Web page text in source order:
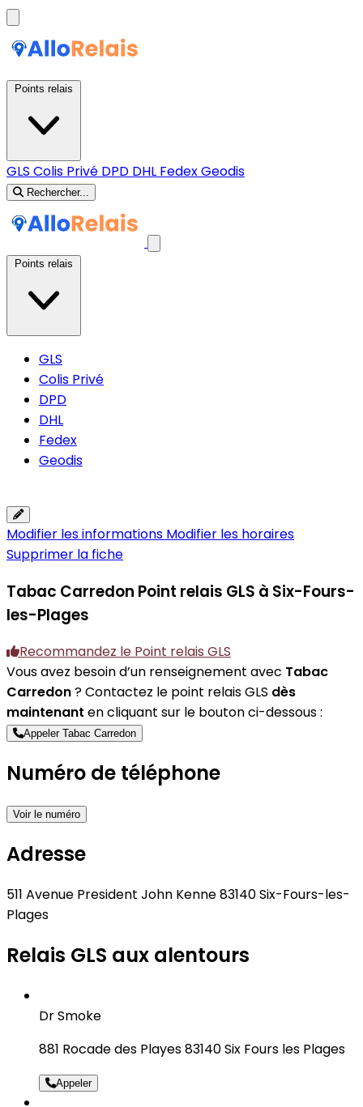
GLS Colis Privé DPD DHL FedexGeodis
Rechercher...
GLS
Colis Privé
DPD
DHL
Fedex
Geodis
Modifier les informations Modifier les horaires
Supprimer la fiche
Tabac Carredon Point relais GLS à Six-Fours-
les-Plages
Recommandez le Point relais GLS
Vous avez besoin d’un renseignement avec Tabac
Carredon? Contactez le point relais GLS dès
maintenant en cliquant sur le bouton ci-dessous :
Appeler Tabac Carredon
Numéro de téléphone
Voir le numéro
Adresse
511 Avenue President John Kenne 83140 Six-Fours-les-
Plages
Relais GLS aux alentours
Dr Smoke
881 Rocade des Playes 83140 Six Fours les Plages
Appeler